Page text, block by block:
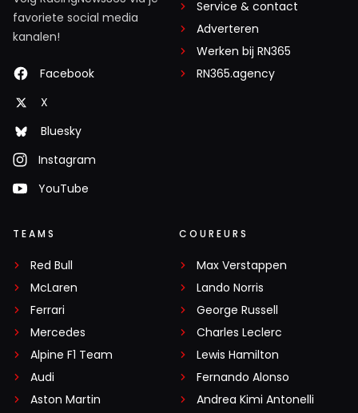
favoriete social media
kanalen!
Facebook
X
Bluesky
Instagram
YouTube
Service & contact
Adverteren
Werken bij RN365
RN365.agency
TEAMS
Red Bull
McLaren
Ferrari
Mercedes
Alpine F1 Team
Audi
Aston Martin
COUREURS
Max Verstappen
Lando Norris
George Russell
Charles Leclerc
Lewis Hamilton
Fernando Alonso
Andrea Kimi Antonelli